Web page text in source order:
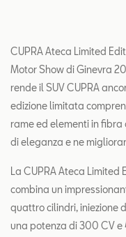
CUPRA Ateca Limited
Motor Show di Ginevra
rende il SUV CUPRA
edizione limitata
rame ed elementi in fibra
di eleganza e ne
La CUPRA Ateca Limited
combina un
quattro cilindri, iniezione
una potenza di 300 CV